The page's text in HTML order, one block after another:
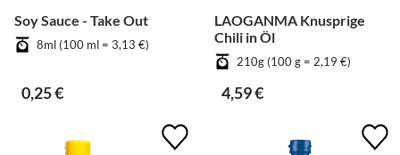
Soy Sauce - Take Out
8ml (100 ml = 3,13 €)
0,25 €
LAOGANMA Knusprige
Chili in Öl
210g (100 g = 2,19 €)
4,59 €